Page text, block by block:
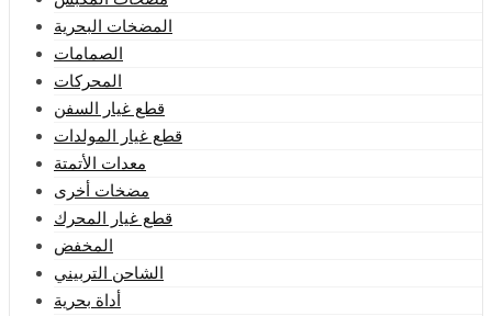
المضخات البحرية
الصمامات
المحركات
قطع غيار السفن
قطع غيار المولدات
معدات الأتمتة
مضخات أخرى
قطع غيار المحرك
المخفض
الشاحن التربيني
أداة بحرية